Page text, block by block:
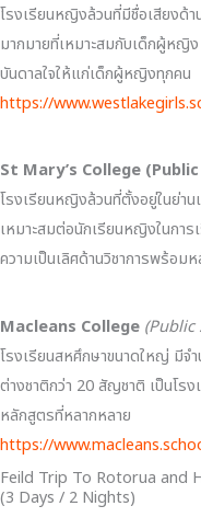
โรงเรียนหญิงล้วนที่มีชื่อเสียงด้า
มากมายที่เหมาะสมกับเด็กผู้หญิ
บันดาลใจให้แก่เด็กผู้หญิงทุกคน
https://
St Mary’s College
โรงเรียนหญิงล้วนที่ตั้งอยู่ในย่า
เหมาะสมต่อนักเรียนหญิงในกา
ความเป็นเลิศด้านวิชาการพร้อม
Macleans College (Public
โรงเรียนสหศึกษาขนาดใหญ่ มีจ
ต่างชาติกว่า 20 สัญชาติ เป็นโร
หลักสูตรที่หลากหลาย
https://
Feild Trip To Rotorua and
(3 Days / 2 Nights)